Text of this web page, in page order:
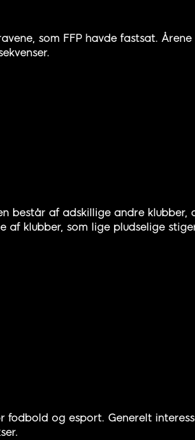
som FFP havde fastsat.
består af adskillige andre klubber,
klubber, som lige pludselige
og esport. Generelt